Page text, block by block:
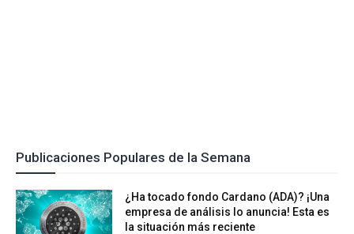
Publicaciones Populares de la Semana
¿Ha tocado fondo Cardano (ADA)? ¡Una
empresa de análisis lo anuncia! Esta es
la situación más reciente